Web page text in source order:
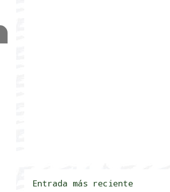
Entrada más reciente